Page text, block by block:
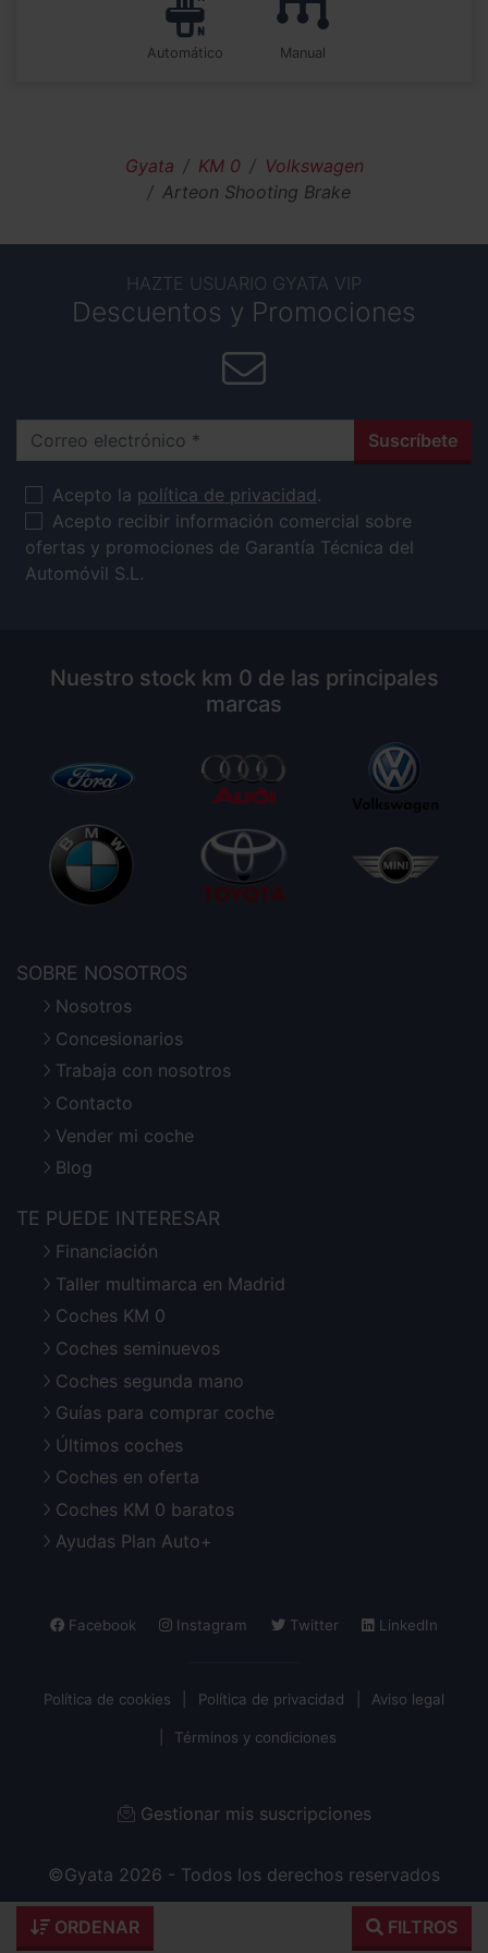
ORDENAR FILTROS
automático manual
Gyata KM 0
Volkswagen
Arteon Shooting Brake
HAZTE USUARIO GYATA VIP
Descuentos y Promociones
Correo electrónico Suscríbete
Acepto la política de privacidad.
Acepto recibir información comercial sobre
ofertas y promociones de Garantía Técnica del
Automóvil S.L.
Nuestro stock km 0 de las principales
marcas
SOBRE NOSOTROS
Nosotros
Concesionarios
Trabaja con nosotros
Contacto
Vender mi coche
Blog
TE PUEDE INTERESAR
Financiación
Taller multimarca en Madrid
Coches KM 0
Coches seminuevos
Coches segunda mano
Guías para comprar coche
Últimos coches
Coches en oferta
Coches KM 0 baratos
Ayudas Plan Auto+
Facebook Instagram Twitter LinkedIn
Política de cookies Política de privacidad Aviso legal
Términos y condiciones
Gestionar mis suscripciones
©Gyata 2026 - Todos los derechos reservados